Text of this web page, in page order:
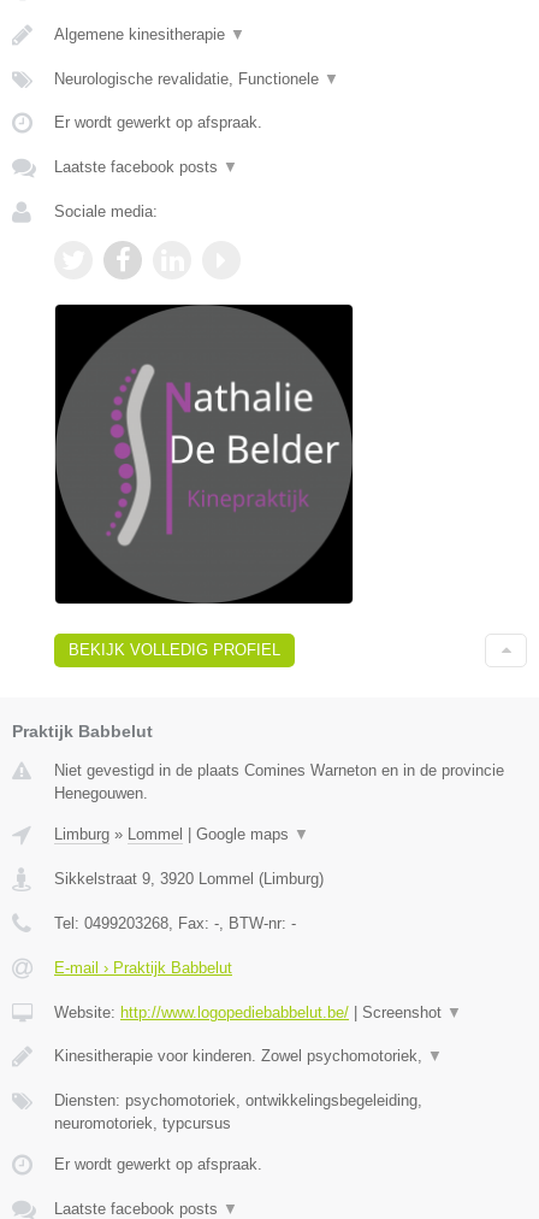
Algemene kinesitherapie ▼
Neurologische revalidatie, Functionele ▼
Er wordt gewerkt op afspraak.
Laatste facebook posts ▼
Sociale media:
BEKIJK VOLLEDIG PROFIEL
Praktijk Babbelut
Niet gevestigd in de plaats Comines Warneton en in de provincie
Henegouwen.
Limburg » Lommel Google maps ▼
Sikkelstraat 9 3920 Lommel ( Limburg)
Tel: 0499203268 , Fax: - , BTW-nr: -
E-mail › Praktijk Babbelut
Website: http://www.logopediebabbelut.be/ Screenshot ▼
Kinesitherapie voor kinderen. Zowel psychomotoriek, ▼
Diensten: psychomotoriek, ontwikkelingsbegeleiding,
neuromotoriek, typcursus
Er wordt gewerkt op afspraak.
Laatste facebook posts ▼